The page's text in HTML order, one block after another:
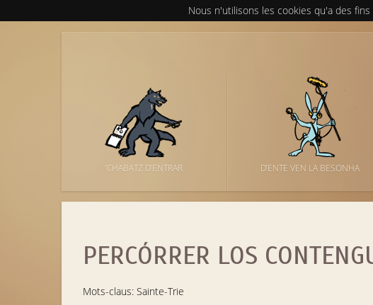
Nous n'utilisons les cookies qu'a des
’CHABATZ D’ENTRAR D’ENTE VEN LA BESONHA
PERCÓRRER LOS
Mots-claus: Sainte-Trie